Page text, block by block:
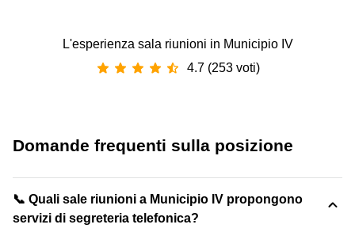
L'esperienza sala riunioni in Municipio IV
4.7 (253 voti)
Domande frequenti sulla posizione
📞 Quali sale riunioni a Municipio IV propongono
servizi di segreteria telefonica?